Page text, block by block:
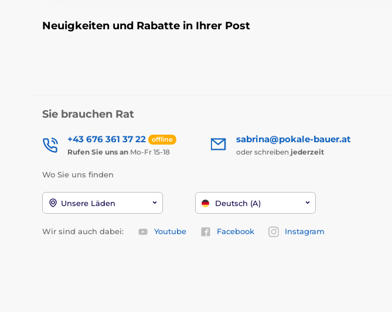
Neuigkeiten und Rabatte in Ihrer Post
Sie brauchen Rat
+43 676 361 37 22 offline
Rufen Sie uns an Mo-Fr 15-18
sabrina@pokale-bauer.at
oder schreiben jederzeit
Wo Sie uns finden
Unsere Läden Deutsch (A)
Wir sind auch dabei: Youtube Facebook Instagram